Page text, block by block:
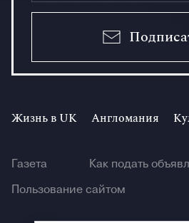
Жизнь в UK Англомания
Газета Как подать
Пользование сайтом